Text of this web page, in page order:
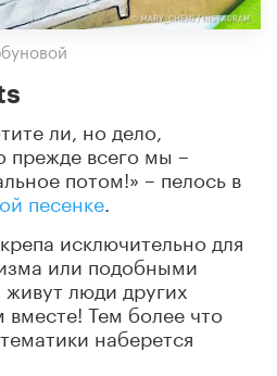
ли, но дело,
прежде всего мы –
потом!» – пелось в
песенке
исключительно для
или подобными
люди других
Тем более что
наберется